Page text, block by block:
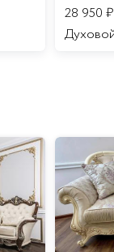
28 950 ₽